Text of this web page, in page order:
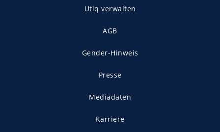
Utiq verwalten
AGB
Gender-Hinweis
Presse
Mediadaten
Karriere